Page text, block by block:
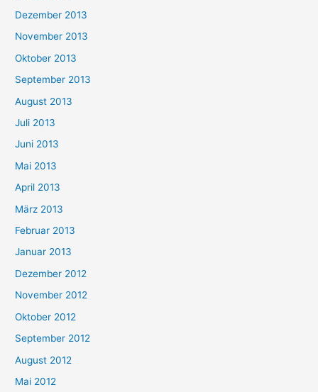
Dezember 2013
November 2013
Oktober 2013
September 2013
August 2013
Juli 2013
Juni 2013
Mai 2013
April 2013
März 2013
Februar 2013
Januar 2013
Dezember 2012
November 2012
Oktober 2012
September 2012
August 2012
Mai 2012